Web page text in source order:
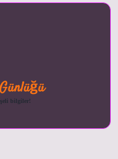
bilgiler!